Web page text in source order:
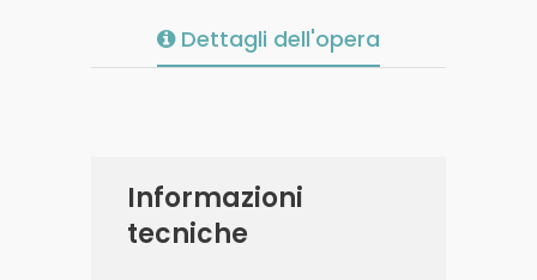
Dettagli dell'opera
Informazioni
tecniche